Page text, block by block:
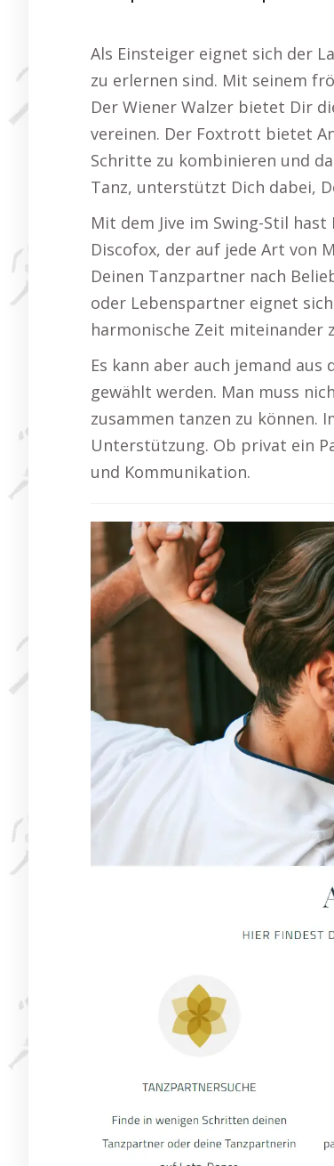
Als Einsteiger eignet sich der
zu erlernen sind. Mit seinem
Der Wiener Walzer bietet Dir
vereinen. Der Foxtrott bietet
Schritte zu kombinieren und
Tanz, unterstützt Dich dabei,
Mit dem Jive im Swing-Stil
Discofox, der auf jede Art von
Deinen Tanzpartner nach
oder Lebenspartner eignet
harmonische Zeit miteinander
Es kann aber auch jemand
gewählt werden. Man muss
zusammen tanzen zu können.
Unterstützung. Ob privat ein
und Kommunikation.